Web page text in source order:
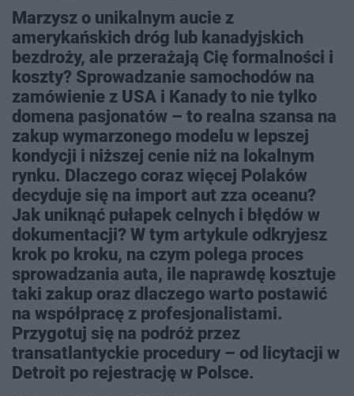
Marzysz o unikalnym aucie z
amerykańskich dróg lub kanadyjskich
bezdroży, ale przerażają Cię formalności i
koszty? Sprowadzanie samochodów na
zamówienie z USA i Kanady to nie tylko
domena pasjonatów – to realna szansa na
zakup wymarzonego modelu w lepszej
kondycji i niższej cenie niż na lokalnym
rynku. Dlaczego coraz więcej Polaków
decyduje się na import aut zza oceanu?
Jak uniknąć pułapek celnych i błędów w
dokumentacji? W tym artykule odkryjesz
krok po kroku, na czym polega proces
sprowadzania auta, ile naprawdę kosztuje
taki zakup oraz dlaczego warto postawić
na współpracę z profesjonalistami.
Przygotuj się na podróż przez
transatlantyckie procedury – od licytacji w
Detroit po rejestrację w Polsce.